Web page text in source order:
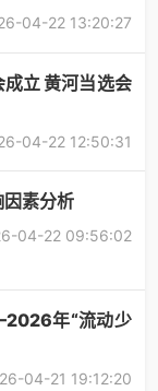
04-22 13:20:27
立 黄河当选会
04-22 12:50:31
素分析
04-22 09:56:02
年“流动少
04-21 19:12:20